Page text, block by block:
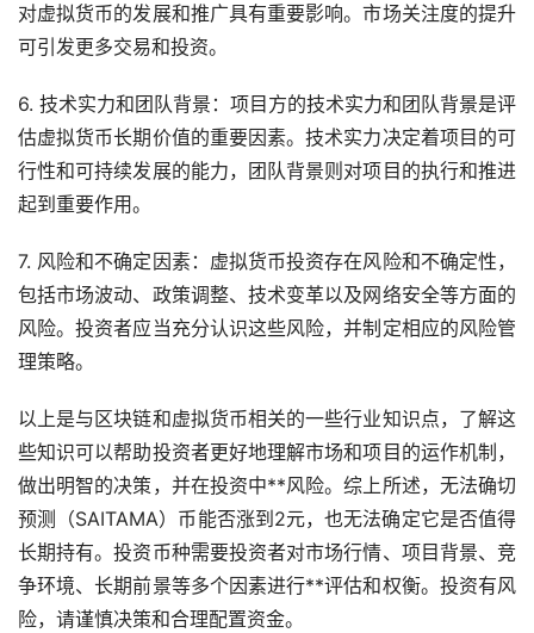
对虚拟货币的发展和推广具有重要影响。市场关注度的提升
可引发更多交易和投资。
6. 技术实力和团队背景：项目方的技术实力和团队背景是评
估虚拟货币长期价值的重要因素。技术实力决定着项目的可
行性和可持续发展的能力，团队背景则对项目的执行和推进
起到重要作用。
7. 风险和不确定因素：虚拟货币投资存在风险和不确定性，
包括市场波动、政策调整、技术变革以及网络安全等方面的
风险。投资者应当充分认识这些风险，并制定相应的风险管
理策略。
以上是与区块链和虚拟货币相关的一些行业知识点，了解这
些知识可以帮助投资者更好地理解市场和项目的运作机制，
做出明智的决策，并在投资中**风险。综上所述，无法确切
预测（SAITAMA）币能否涨到2元，也无法确定它是否值得
长期持有。投资币种需要投资者对市场行情、项目背景、竞
争环境、长期前景等多个因素进行**评估和权衡。投资有风
险，请谨慎决策和合理配置资金。